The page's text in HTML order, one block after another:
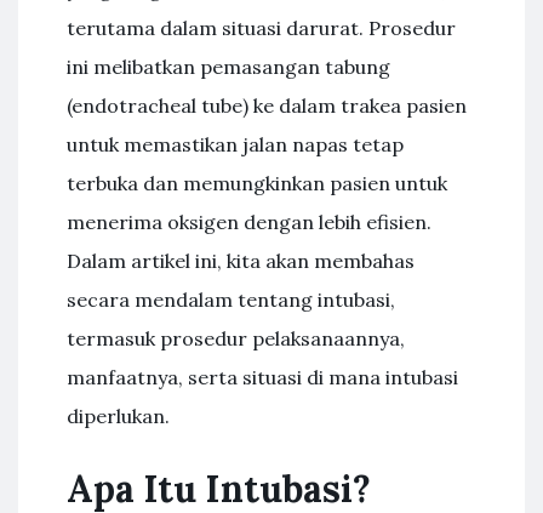
terutama dalam situasi darurat. Prosedur
ini melibatkan pemasangan tabung
(endotracheal tube) ke dalam trakea pasien
untuk memastikan jalan napas tetap
terbuka dan memungkinkan pasien untuk
menerima oksigen dengan lebih efisien.
Dalam artikel ini, kita akan membahas
secara mendalam tentang intubasi,
termasuk prosedur pelaksanaannya,
manfaatnya, serta situasi di mana intubasi
diperlukan.
Apa Itu Intubasi?